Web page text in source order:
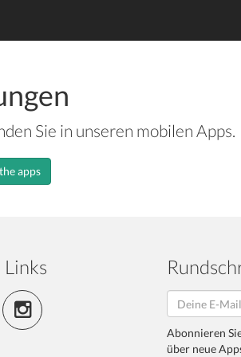
Sie in unseren mobilen Apps.
apps
Links
Abonnieren
über neue